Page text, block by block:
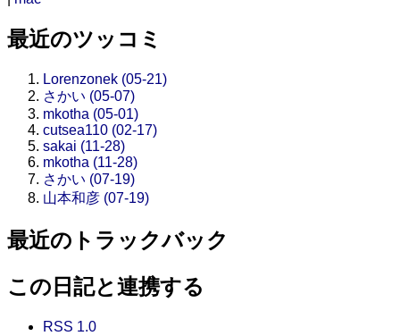
最近のツッコミ
Lorenzonek (05-21)
さかい (05-07)
mkotha (05-01)
cutsea110 (02-17)
sakai (11-28)
mkotha (11-28)
さかい (07-19)
山本和彦 (07-19)
最近のトラックバック
この日記と連携する
RSS 1.0